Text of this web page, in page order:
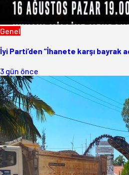
Genel
İyi Parti’den “İhanete karşı bayrak
3 gün önce